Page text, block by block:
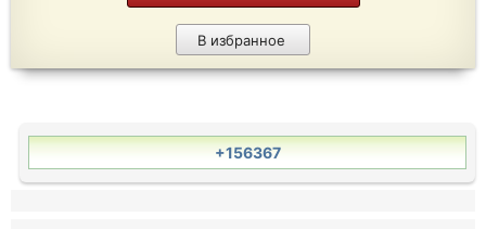
В избранное
+156367